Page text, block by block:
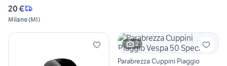
20 €
Milano(MI)
2
Parabrezza Cuppini Piaggio